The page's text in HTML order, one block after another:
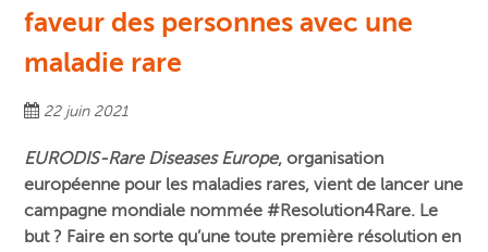
faveur des personnes avec une
maladie rare
22 juin 2021
EURODIS-Rare Diseases Europe, organisation
européenne pour les maladies rares, vient de lancer une
campagne mondiale nommée #Resolution4Rare. Le
but ? Faire en sorte qu’une toute première résolution en